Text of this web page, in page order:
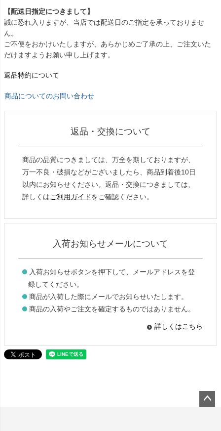
【配送日指定につきまして】
誠に恐れ入りますが、当店では配送日のご指定を承っておりませ
ん。
ご不便をおかけいたしますが、あらかじめご了承の上、ご注文いた
だけますようお願い申し上げます。
返品特約について
商品についてのお問い合わせ
返品・交換について
商品の品質につきましては、万全を期しておりますが、
万一不良・破損などがございましたら、商品到着後10日
以内にお知らせください。返品・交換につきましては、
詳しくはご利用ガイドをご確認ください。
入荷お知らせメールについて
入荷お知らせボタンを押下して、メールアドレスを登
録してください。
商品が入荷した際にメールでお知らせいたします。
商品の入荷やご注文を確定するものではありません。
詳しくはこちら